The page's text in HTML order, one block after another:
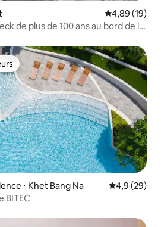
Évaluation
4,89 (19)
de plus de 100 ans au bord de la
⋅ Khet Bang Na Évaluation
4,9 (29)
BITEC